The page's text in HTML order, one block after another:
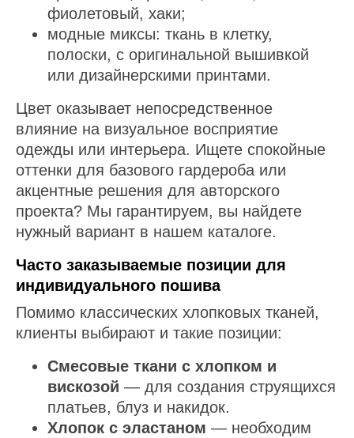
фиолетовый, хаки;
модные миксы: ткань в клетку,
полоски, с оригинальной вышивкой
или дизайнерскими принтами.
Цвет оказывает непосредственное
влияние на визуальное восприятие
одежды или интерьера. Ищете спокойные
оттенки для базового гардероба или
акцентные решения для авторского
проекта? Мы гарантируем, вы найдете
нужный вариант в нашем каталоге.
Часто заказываемые позиции для
индивидуального пошива
Помимо классических хлопковых тканей,
клиенты выбирают и такие позиции:
Смесовые ткани с хлопком и
вискозой — для создания струящихся
платьев, блуз и накидок.
Хлопок с эластаном — необходим